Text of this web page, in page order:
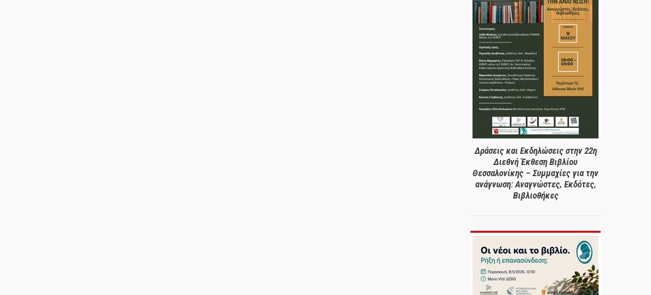
Δράσεις και Εκδηλώσεις στην 22η
Διεθνή Έκθεση Βιβλίου
Θεσσαλονίκης – Συμμαχίες για την
ανάγνωση: Αναγνώστες, Εκδότες,
Βιβλιοθήκες